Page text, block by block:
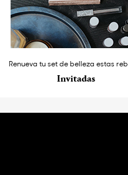
Renueva tu set de belleza estas
Invitadas